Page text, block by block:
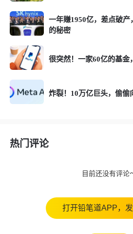
一年赚1950亿，差点破
的秘密
很突然！一家60亿的基金
炸裂！10万亿巨头，偷
热门评论
目前还没有评论
打开铅笔道APP，